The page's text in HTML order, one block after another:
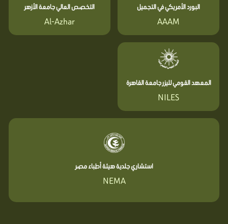
البورد الأمريكي في التجميل
AAAM
التخصص العالي جامعة الأزهر
Al-Azhar
المعهد القومي لليزر جامعة القاهرة
NILES
استشاري جلدية هيئة أطباء مصر
NEMA